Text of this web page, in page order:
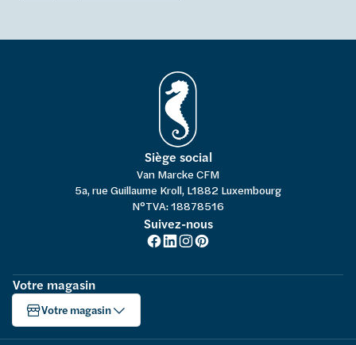
Siège social
Van Marcke CFM
5a, rue Guillaume Kroll, L1882 Luxembourg
N°TVA: 18878516
Suivez-nous
Votre magasin
Votre magasin